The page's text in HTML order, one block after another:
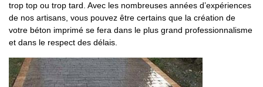
trop top ou trop tard. Avec les nombreuses années d’expériences
de nos artisans, vous pouvez être certains que la création de
votre béton imprimé se fera dans le plus grand professionnalisme
et dans le respect des délais.